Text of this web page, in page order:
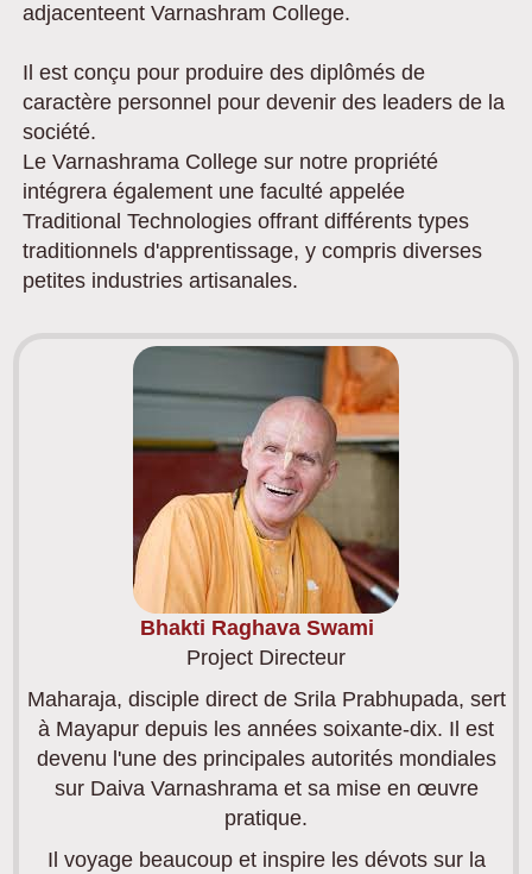
adjacenteent Varnashram College.
Il est conçu pour produire des diplômés de
caractère personnel pour devenir des leaders de la
société.
Le Varnashrama College sur notre propriété
intégrera également une faculté appelée
Traditional Technologies offrant différents types
traditionnels d'apprentissage, y compris diverses
petites industries artisanales.
Bhakti Raghava Swami
Project Directeur
Maharaja, disciple direct de Srila Prabhupada, sert
à Mayapur depuis les années soixante-dix. Il est
devenu l'une des principales autorités mondiales
sur Daiva Varnashrama et sa mise en œuvre
pratique.
Il voyage beaucoup et inspire les dévots sur la